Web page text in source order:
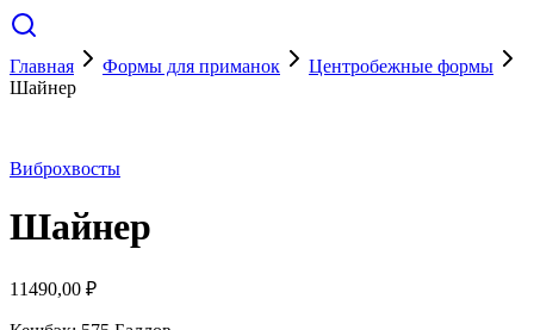
Главная Формы для приманок
Центробежные формы
Шайнер
Виброхвосты
Шайнер
11490,00 ₽